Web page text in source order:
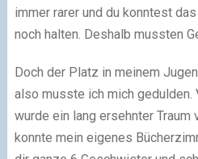
immer rarer und du konntest
noch halten. Deshalb mussten
Doch der Platz in meinem
also musste ich mich gedulden.
wurde ein lang ersehnter Traum
konnte mein eigenes